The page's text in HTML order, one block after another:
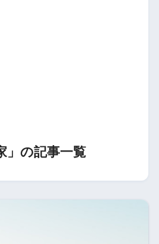
」の記事一覧